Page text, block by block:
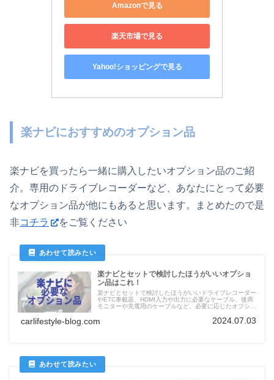
Amazonで見る
楽天市場で見る
Yahoo!ショッピングで見る
楽ナビにおすすめのオプション品
楽ナビを買ったら一緒に購入したいオプション品のご紹
介。専用のドライブレコーダーなど、あなたにとって必要
なオプション品が他にもあると思います。まとめたので是
非コチラ をご覧ください
楽ナビとセットで検討したほうがいいオプショ
ン品はこれ！
楽ナビとセットで検討したほうがいいドライブレコーダー
やETC車載器、HDMI入力や出力に必要なケーブル、後席
モニターや充電用のケーブルなど、必要に応じたオプショ
carlifestyle-blog.com 2024.07.03